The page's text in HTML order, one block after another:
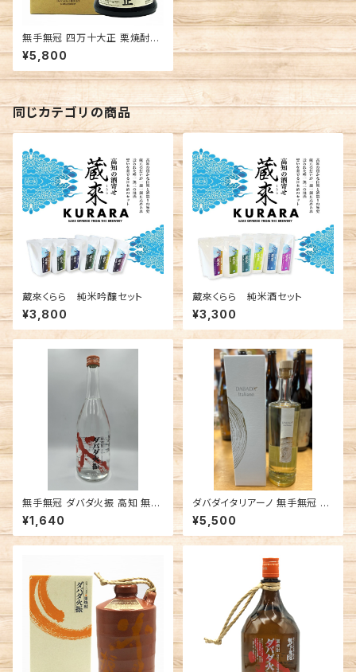
無手無冠 四万十大正 栗焼酎古
酒 高知 無手無冠 焼酎
¥5,800
同じカテゴリの商品
蔵來くらら 純米吟醸セット
¥3,800
蔵來くらら 純米酒セット
¥3,300
無手無冠 ダバダ火振 高知 無手
無冠 焼酎
¥1,640
ダバダイタリアーノ 無手無冠 栗
焼酎 イタリア産栗使用 熟成さ
れた焼酎
¥5,500